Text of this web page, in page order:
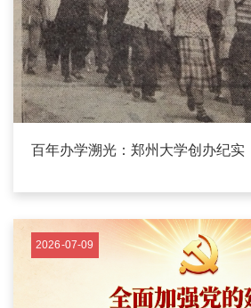
百年办学溯光：郑州大学创办纪实
2026-07-09